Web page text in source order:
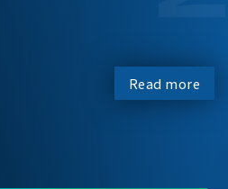
Read more